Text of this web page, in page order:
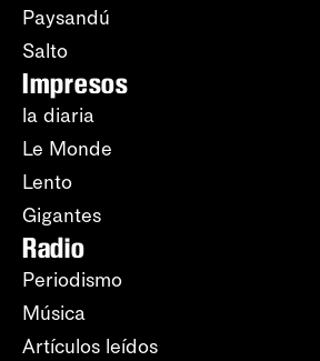
Paysandú
Salto
Impresos
la diaria
Le Monde
Lento
Gigantes
Radio
Periodismo
Música
Artículos leídos